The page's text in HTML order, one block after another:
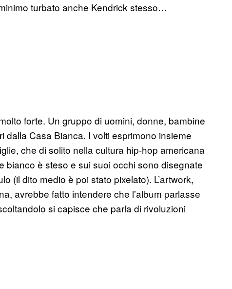
turbato anche Kendrick stesso…
forte. Un gruppo di uomini, donne, bambine
Casa Bianca. I volti esprimono insieme
che di solito nella cultura hip-hop americana
è steso e sui suoi occhi sono disegnate
(il dito medio è poi stato pixelato). L’artwork,
avrebbe fatto intendere che l’album parlasse
si capisce che parla di rivoluzioni